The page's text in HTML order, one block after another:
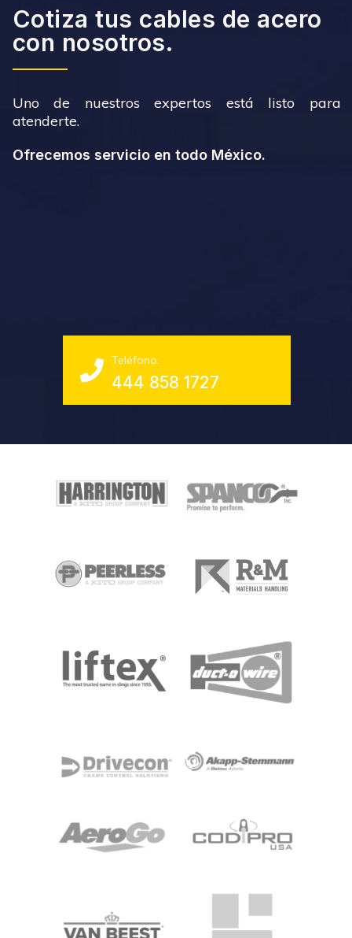
Cotiza tus cables de acero
con nosotros.
Uno de nuestros expertos está listo para
atenderte.
Ofrecemos servicio en todo México.
Teléfono:
444 858 1727